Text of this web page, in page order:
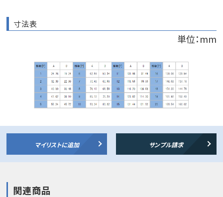
寸法表
単位：mm
マイリストに追加 サンプル請求
関連商品